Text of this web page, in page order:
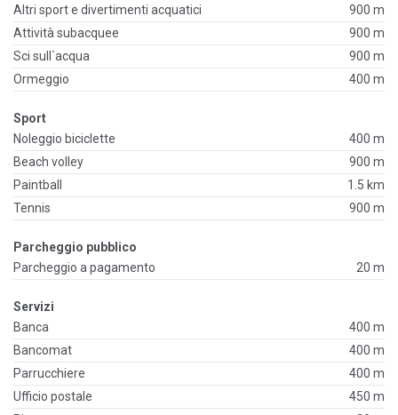
Altri sport e divertimenti acquatici
900 m
Attività subacquee
900 m
Sci sull`acqua
900 m
Ormeggio
400 m
Sport
Noleggio biciclette
400 m
Beach volley
900 m
Paintball
1.5 km
Tennis
900 m
Parcheggio pubblico
Parcheggio a pagamento
20 m
Servizi
Banca
400 m
Bancomat
400 m
Parrucchiere
400 m
Ufficio postale
450 m